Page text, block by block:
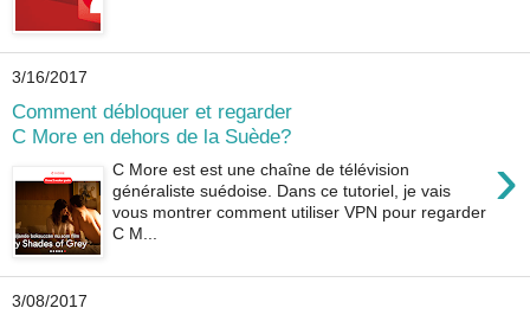
3/16/2017
Comment débloquer et regarder
C More en dehors de la Suède?
›
C More est est une chaîne de télévision
généraliste suédoise. Dans ce tutoriel, je vais
vous montrer comment utiliser VPN pour regarder
C M...
3/08/2017